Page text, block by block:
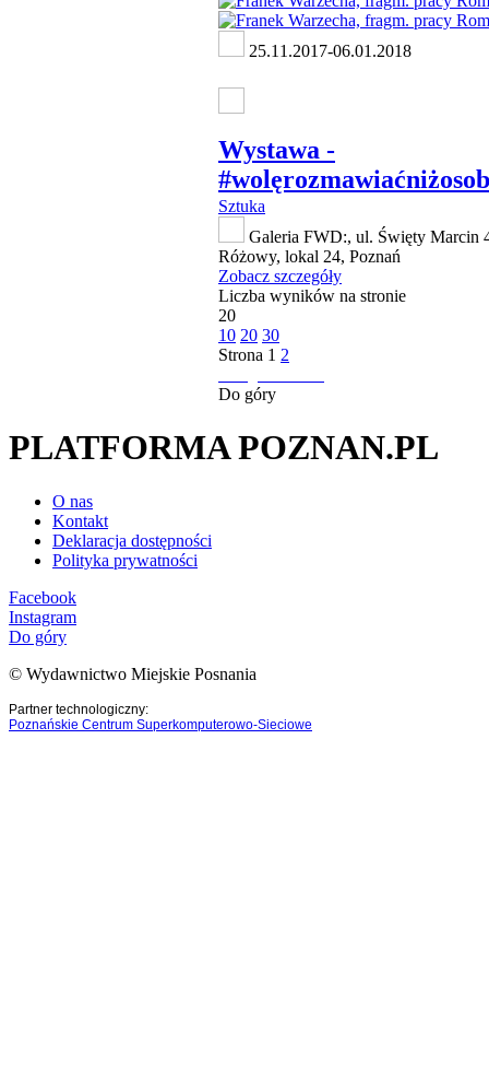
25.11.2017-06.01.2018
Wystawa -
Sztuka
Galeria FWD:, ul. Święty Marcin
Różowy, lokal 24, Poznań
Zobacz szczegóły
Liczba wyników na stronie
20
10 20 30
Strona 1 2
Do góry
PLATFORMA POZNAN.PL
O nas
Kontakt
Deklaracja dostępności
Polityka prywatności
Facebook
Instagram
Do góry
© Wydawnictwo Miejskie Posnania
Partner technologiczny:
Poznańskie Centrum Superkomputerowo-Sieciowe